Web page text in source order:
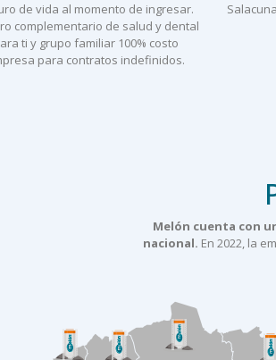
de vida al momento de ingresar.
complementario de salud y dental
ti y grupo familiar 100% costo
para contratos indefinidos.
Melón cuenta con
nacional. En 2022, la